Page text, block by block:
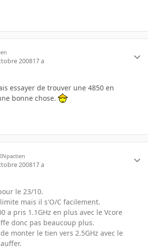
200817 a
essayer de trouver une 4850 en
bonne chose.
INpactien
200817 a
le 23/10.
mais il s'O/C facilement.
a pris 1.1GHz en plus avec le Vcore
donc pas beaucoup plus.
monter le tien vers 2.5GHz avec le